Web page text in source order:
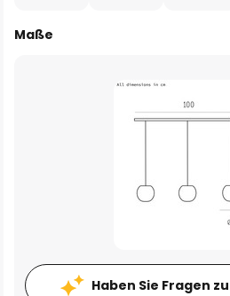
Maße
Haben Sie Fragen